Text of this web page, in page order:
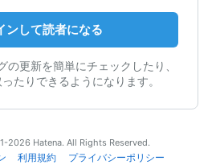
ンして読者になる
の更新を簡単にチェックしたり、
たりできるようになります。
2026 Hatena. All Rights Reserved.
利用規約
プライバシーポリシー